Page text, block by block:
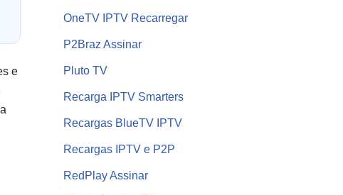
e
OneTV IPTV Recarregar
P2Braz Assinar
Pluto TV
Recarga IPTV Smarters
Recargas BlueTV IPTV
Recargas IPTV e P2P
RedPlay Assinar